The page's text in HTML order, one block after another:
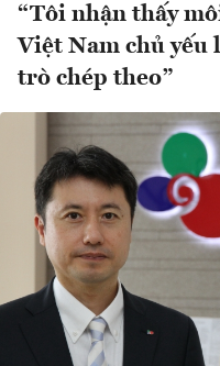
“Tôi nhận thấy
Việt Nam chủ yếu
trò chép theo”